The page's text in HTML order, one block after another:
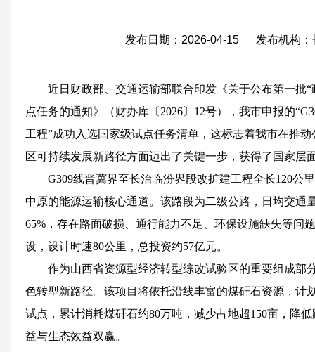
发布日期：2026-04-15 发布机构：
近日财政部、交通运输部联合印发《关于公布第一批
点任务的通知》（财办库〔2026〕12号），我市申报的
工程”成功入选国家级试点任务清单，这标志着我市在推
区可持续发展新路径方面迈出了关键一步，获得了国家层
G309线晋冀界至长治临汾界段改扩建工程全长120公
中原的能源运输核心通道。该路段为二级公路，日均交通
65%，存在路面破损、通行能力不足、环保设施缺失等问
设，设计时速80公里，总投资约57亿元。
作为山西省资源型经济转型综改试验区的重要组成部
色转型新路径。该项目将依托沿线丰富的煤矸石资源，计
试点，累计消耗煤矸石约80万吨，减少占地超150亩，降
益与生态效益双赢。